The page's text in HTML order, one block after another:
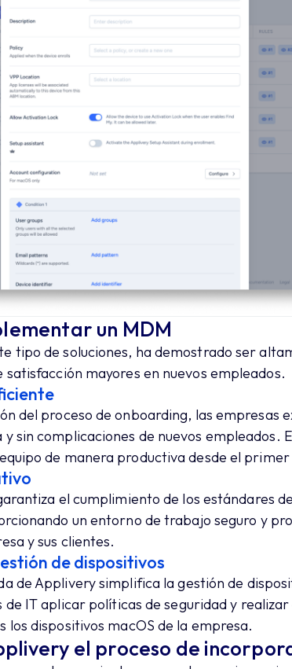
un MDM
tipo de soluciones, ha demostrado ser
satisfacción mayores en nuevos empleados.
del proceso de onboarding, las empresas
sin complicaciones de nuevos empleados.
de manera productiva desde el primer
el cumplimiento de los estándares
un entorno de trabajo seguro y
y sus clientes.
de dispositivos
de Applivery simplifica la gestión de
IT aplicar políticas de seguridad y
dispositivos macOS de la empresa.
el proceso de